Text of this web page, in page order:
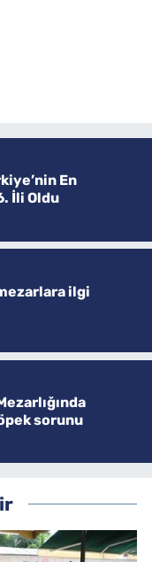
En
İli Oldu
ilgi
sorunu